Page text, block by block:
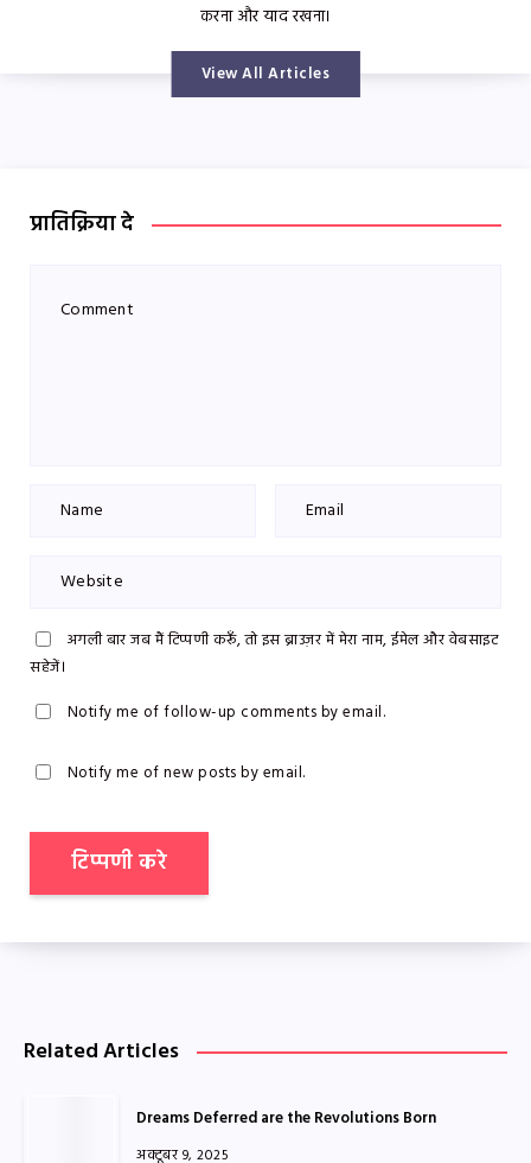
करना और याद रखना।
View All Articles
प्रातिक्रिया दे
अगली बार जब मैं टिप्पणी करूँ, तो इस ब्राउज़र में मेरा नाम, ईमेल और वेबसाइट
सहेजें।
Notify me of follow-up comments by email.
Notify me of new posts by email.
Related Articles
Dreams Deferred are the Revolutions Born
अक्टूबर 9, 2025